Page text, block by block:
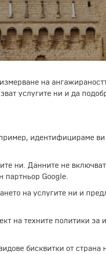
каменна сграда в
морски музей.
са съборени в
през 1963 г.
на
услугите ни и да
идентифицираме
ни. Данните не включват
Google.
на услугите ни и
на техните политики за
бисквитки от страна